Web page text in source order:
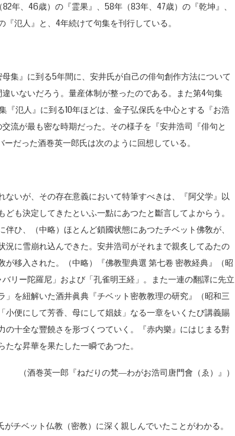
82年、46歳）の『霊果』、58年（83年、47歳）の『乾坤』、
氾人』と、4年続けて句集を刊行している。
集』に到る5年間に、安井氏が自己の俳句創作方法について
いないだろう。量産体制が整ったのである。また第4句集
『氾人』に到る10年ほどは、金子弘保氏を中心とする『お浩
流が最も密な時期だった。その様子を『安井浩司『俳句と
だった酒巻英一郎氏は次のように回想している。
いが、その存在意義において特筆すべきは、『阿父学』以
も決定してきたといふ一點にあつたと斷言してよからう。
ひ、（中略）ほとんど鎖國状態にあつたチベット佛敎が、
に雪崩れ込んできた。安井浩司がそれまで親炙してゐたの
移入された。（中略）『佛教聖典選 第七卷 密教経典』（昭
リー陀羅尼」および「孔雀明王経」。また一連の翻譯に先立
を紐解いた酒井眞典『チベット密教教理の研究』（昭和三
便にして芳香、母にして娼妓」なる一章をいくたび講義賜
十全な豐饒さを形づくつていく。『赤内樂』にはじまる對
な昇華を果たした一瞬であつた。
（酒巻英一郎『ねだりの梵―わがお浩司唐門會（ゑ）』）
チベット仏教（密教）に深く親しんでいたことがわかる。